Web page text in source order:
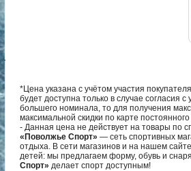
*Цена указана с учётом участия
будет доступна только в случае согласия
большего номинала, то для получения
максимальной скидки по карте
- Данная цена не действует на товары по
«Поволжье Спорт» — сеть спортивных
отдыха. В сети магазинов и на нашем
детей: мы предлагаем форму, обувь и
Спорт» делает спорт доступным!